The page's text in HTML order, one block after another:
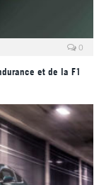
0
et de la F1